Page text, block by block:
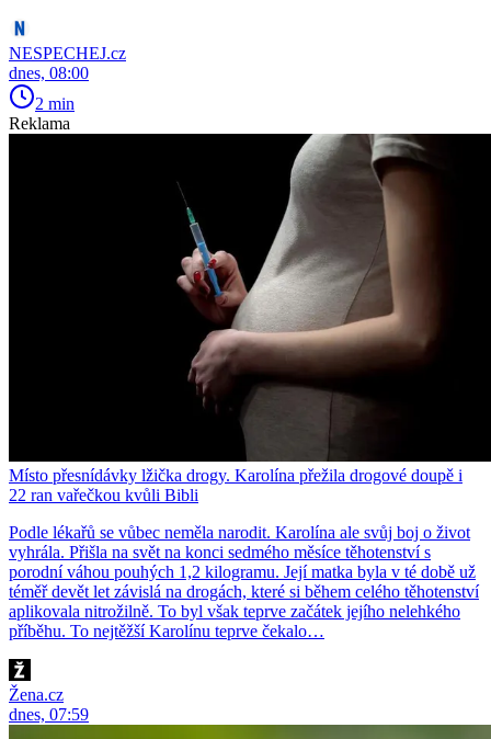
NESPECHEJ.cz
dnes, 08:00
2 min
Reklama
Místo přesnídávky lžička drogy. Karolína přežila drogové doupě i
22 ran vařečkou kvůli Bibli
Podle lékařů se vůbec neměla narodit. Karolína ale svůj boj o život
vyhrála. Přišla na svět na konci sedmého měsíce těhotenství s
porodní váhou pouhých 1,2 kilogramu. Její matka byla v té době už
téměř devět let závislá na drogách, které si během celého těhotenství
aplikovala nitrožilně. To byl však teprve začátek jejího nelehkého
příběhu. To nejtěžší Karolínu teprve čekalo…
Žena.cz
dnes, 07:59